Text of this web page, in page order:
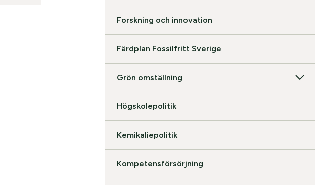
Forskning och innovation
Färdplan Fossilfritt Sverige
Grön omställning
Högskolepolitik
Kemikaliepolitik
Kompetensförsörjning